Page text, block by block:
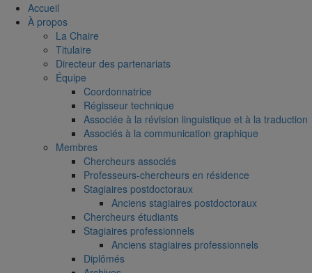
Accueil
À propos
La Chaire
Titulaire
Directeur des partenariats
Équipe
Coordonnatrice
Régisseur technique
Associée à la révision linguistique et à la traduction
Associés à la communication graphique
Membres
Chercheurs associés
Professeurs-chercheurs en résidence
Stagiaires postdoctoraux
Anciens stagiaires postdoctoraux
Chercheurs étudiants
Stagiaires professionnels
Anciens stagiaires professionnels
Diplômés